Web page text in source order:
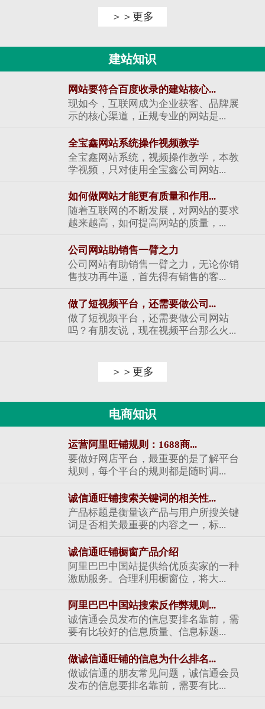
＞＞更多
建站知识
网站要符合百度收录的建站核心...
现如今，互联网成为企业获客、品牌展
示的核心渠道，正规专业的网站是...
全宝鑫网站系统操作视频教学
全宝鑫网站系统，视频操作教学，本教
学视频，只对使用全宝鑫公司网站...
如何做网站才能更有质量和作用...
随着互联网的不断发展，对网站的要求
越来越高，如何提高网站的质量，...
公司网站助销售一臂之力
公司网站有助销售一臂之力，无论你销
售技功再牛逼，首先得有销售的客...
做了短视频平台，还需要做公司...
做了短视频平台，还需要做公司网站
吗？有朋友说，现在视频平台那么火...
＞＞更多
电商知识
运营阿里旺铺规则：1688商...
要做好网店平台，最重要的是了解平台
规则，每个平台的规则都是随时调...
诚信通旺铺搜索关键词的相关性...
产品标题是衡量该产品与用户所搜关键
词是否相关最重要的内容之一，标...
诚信通旺铺橱窗产品介绍
阿里巴巴中国站提供给优质卖家的一种
激励服务。合理利用橱窗位，将大...
阿里巴巴中国站搜索反作弊规则...
诚信通会员发布的信息要排名靠前，需
要有比较好的信息质量、信息标题...
做诚信通旺铺的信息为什么排名...
做诚信通的朋友常见问题，诚信通会员
发布的信息要排名靠前，需要有比...